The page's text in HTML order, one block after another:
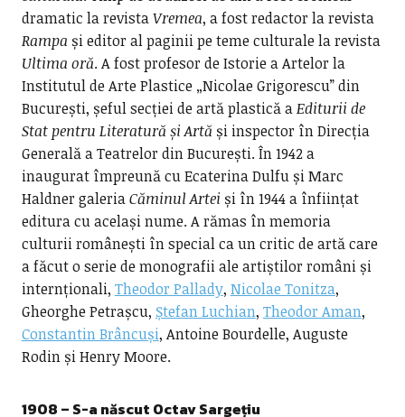
dramatic la revistaVremea, a fost redactor la revista
Rampa și editor al paginii pe teme culturale la revista
Ultima oră. A fost profesor de Istorie a Artelor la
Institutul de Arte Plastice „Nicolae Grigorescu” din
București, șeful secției de artă plastică aEditurii de
Stat pentru Literatură și Artă și inspector în Direcția
Generală a Teatrelor din București. În 1942 a
inaugurat împreună cu Ecaterina Dulfu și Marc
Haldner galeriaCăminul Artei și în 1944 a înființat
editura cu același nume. A rămas în memoria
culturii românești în special ca un critic de artă care
a făcut o serie de monografii ale artiștilor români și
internționali, Theodor Pallady, Nicolae Tonitza,
Gheorghe Petrașcu, Ștefan Luchian, Theodor Aman,
Constantin Brâncuși, Antoine Bourdelle, Auguste
Rodin și Henry Moore.
1908 – S-a născut Octav Sargețiu